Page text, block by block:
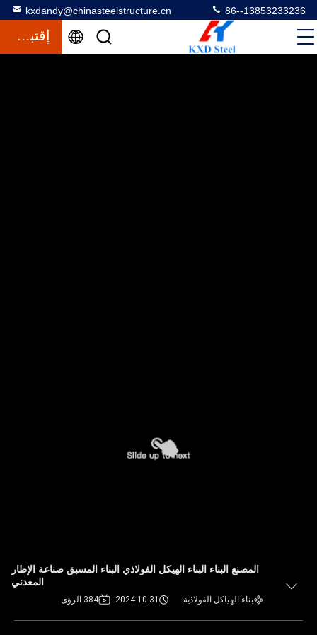
kxdandy@chinasteelstructure.cn 86--13853233236
إقتباس
المصنع البناء البناء الهيكل الفولاذي البناء المسبق صناعة الإطار
المعدني
بناء الهياكل الفولاذية 2024-10-31 384 الرؤى